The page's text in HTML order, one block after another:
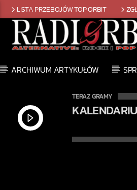
LISTA PRZEBOJÓW TOP ORBIT
ARCHIWUM ARTYKUŁÓW
TERAZ GRAMY